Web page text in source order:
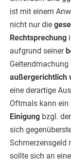
ist mit einem
nicht nur die
Rechtsprechung
aufgrund seiner
außergerichtlich
eine derartige
Oftmals kann ein
Einigung bzgl.
sich
Schmerzensgeld
sollte sich an